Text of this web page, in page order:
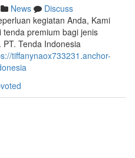
News
Discuss
kegiatan Anda, Kami
premium bagi jenis
Tenda Indonesia
tiffanynaox733231.anchor-